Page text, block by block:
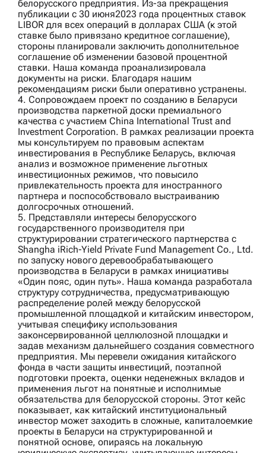
белорусского предприятия. Из-за прекращения
публикации с 30 июня2023 года процентных ставок
LIBOR для всех операций в долларах США (к этой
ставке было привязано кредитное соглашение),
стороны планировали заключить дополнительное
соглашение об изменении базовой процентной
ставки. Наша команда проанализировала
документы на риски. Благодаря нашим
рекомендациям риски были оперативно устранены.
4. Сопровождаем проект по созданию в Беларуси
производства паркетной доски премиального
качества с участием China International Trust and
Investment Corporation. В рамках реализации проекта
мы консультируем по правовым аспектам
инвестирования в Республике Беларусь, включая
анализ и возможное применение льготных
инвестиционных режимов, что повысило
привлекательность проекта для иностранного
партнера и поспособствовало выстраиванию
долгосрочных отношений.
5. Представляли интересы белорусского
государственного производителя при
структурировании стратегического партнерства с
Shangha iRich‑Yield Private Fund Management Co., Ltd.
по запуску нового деревообрабатывающего
производства в Беларуси в рамках инициативы
«Один пояс, один путь». Наша команда разработала
структуру сотрудничества, предусматривающую
распределение ролей между белорусской
промышленной площадкой и китайским инвестором,
учитывая специфику использования
законсервированной целлюлозной площадки и
задав механизм дальнейшего создания совместного
предприятия. Мы перевели ожидания китайского
фонда в части защиты инвестиций, поэтапной
подготовки проекта, оценки неденежных вкладов и
применения льгот на понятные и исполнимые
обязательства для белорусской стороны. Этот кейс
показывает, как китайский институциональный
инвестор может заходить в сложные, капиталоемкие
проекты в Беларуси на структурированной и
понятной основе, опираясь на локальную